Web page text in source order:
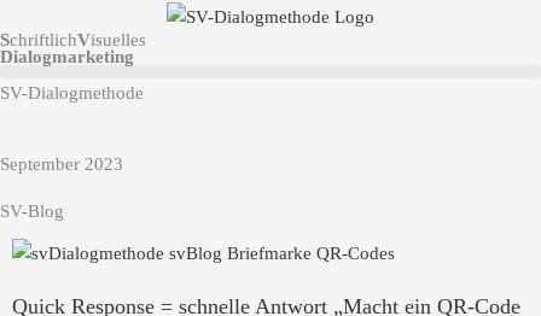
SchriftlichVisuelles
Dialogmarketing
SV-Dialogmethode
September 2023
SV-Blog
Quick Response = schnelle Antwort „Macht ein QR-Code